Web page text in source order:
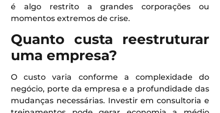
é algo restrito a grandes corporações ou
momentos extremos de crise.
Quanto custa reestruturar
uma empresa?
O custo varia conforme a complexidade do
negócio, porte da empresa e a profundidade das
mudanças necessárias. Investir em consultoria e